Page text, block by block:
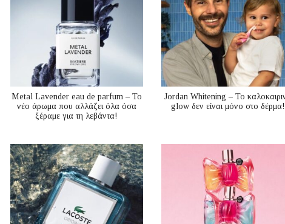
Metal Lavender eau de parfum – Το
νέο άρωμα που αλλάζει όλα όσα
ξέραμε για τη λεβάντα!
Jordan Whitening – Το
glow δεν είναι μόνο στο δέρμα!